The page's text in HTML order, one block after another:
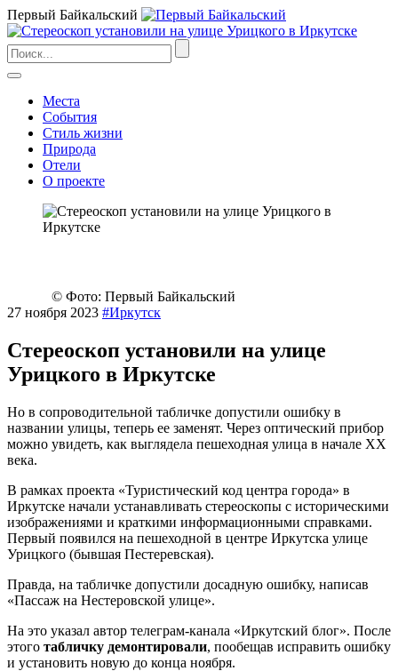
Первый Байкальский
Места
События
Стиль жизни
Природа
Отели
О проекте
© Фото: Первый Байкальский
27 ноября 2023 #Иркутск
Стереоскоп установили на улице
Урицкого в Иркутске
Но в сопроводительной табличке допустили ошибку в
названии улицы, теперь ее заменят. Через оптический прибор
можно увидеть, как выглядела пешеходная улица в начале XX
века.
В рамках проекта «Туристический код центра города» в
Иркутске начали устанавливать стереоскопы с историческими
изображениями и краткими информационными справками.
Первый появился на пешеходной в центре Иркутска улице
Урицкого (бывшая Пестеревская).
Правда, на табличке допустили досадную ошибку, написав
«Пассаж на Нестеровской улице».
На это указал автор телеграм-канала «Иркутский блог». После
этого табличку демонтировали, пообещав исправить ошибку
и установить новую до конца ноября.